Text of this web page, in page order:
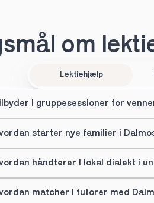
om
Lektiehjælp
I gruppesessioner for
starter nye familier i
håndterer I lokal dialekt i
matcher I tutorer med